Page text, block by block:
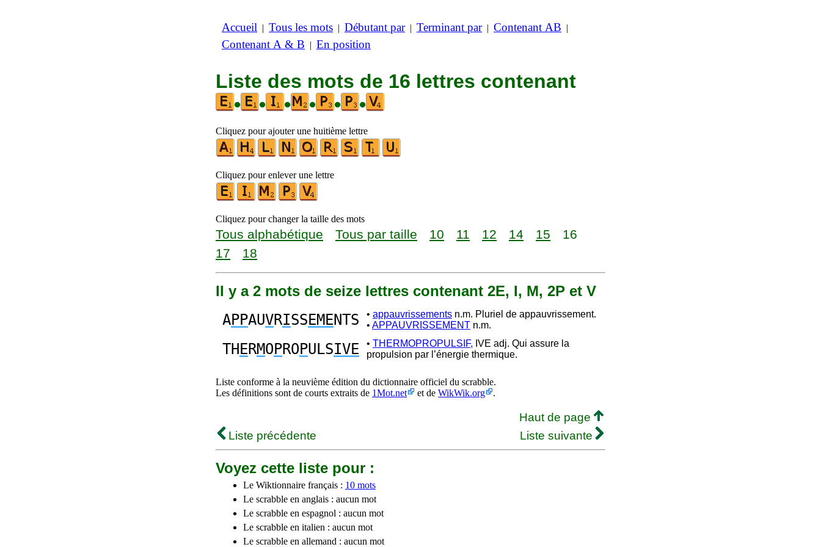
Accueil | Tous les mots | Débutant par| Terminant par| Contenant AB |
Contenant A & B | En position
Liste des mots de 16 lettres contenant
•
• • • • •
Cliquez pour ajouter une huitième lettre
Cliquez pour enlever une lettre
Cliquez pour changer la taille des mots
Tous alphabétique Tous par taille 10 11 12 14 15
16
17
18
Il y a 2 mots de seize lettres contenant 2E, I, M, 2P et V
APPAUVRISSEMENTS • appauvrissements n.m. Pluriel de appauvrissement.
• APPAUVRISSEMENT n.m.
TH ERMOPROPULSIVE • THERMOPROPULSIF, IVE adj. Qui assure la
propulsion par l’énergie thermique.
Liste conforme à la neuvième édition du dictionnaire officiel du scrabble.
Les définitions sont de courts extraits de 1Mot.net et de WikWik.org .
Haut de page
Liste précédente
Liste suivante
Voyez cette liste pour :
Le Wiktionnaire français : 10 mots
Le scrabble en anglais : aucun mot
Le scrabble en espagnol : aucun mot
Le scrabble en italien : aucun mot
Le scrabble en allemand : aucun mot